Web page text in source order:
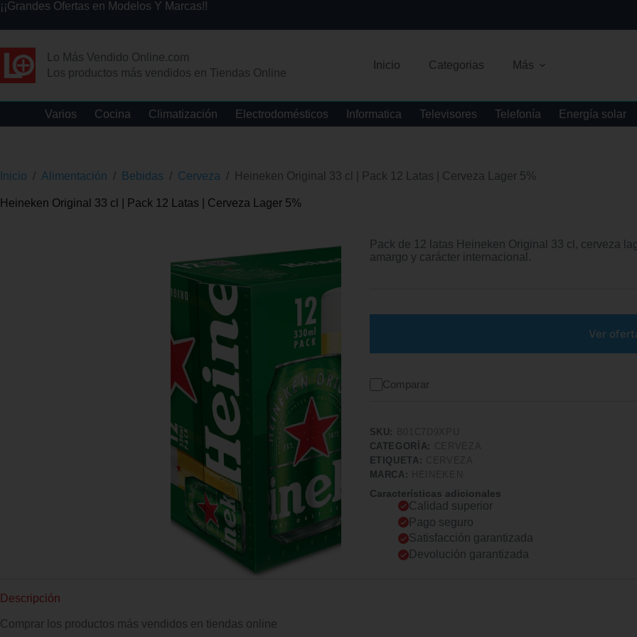
¡¡Grandes Ofertas en Modelos Y Marcas!!
Lo Más Vendido Online.com
Los productos más vendidos en Tiendas Online
Inicio Categorias Más
Varios Cocina Climatización Electrodomésticos Informatica Televisores Telefonía Energía solar
Inicio / Alimentación / Bebidas / Cerveza / Heineken Original 33 cl | Pack 12 Latas | Cerveza Lager 5%
Heineken Original 33 cl | Pack 12 Latas | Cerveza Lager 5%
Pack de 12 latas Heineken Original 33 cl, cerveza
amargo y carácter internacional.
Ver
Comparar
SKU:
CATEGORÍA:
ETIQUETA:
MARCA:
Características adicionales
Calidad superior
Pago seguro
Satisfacción garantizada
Devolución garantizada
Descripción
Comprar los productos más vendidos en tiendas online